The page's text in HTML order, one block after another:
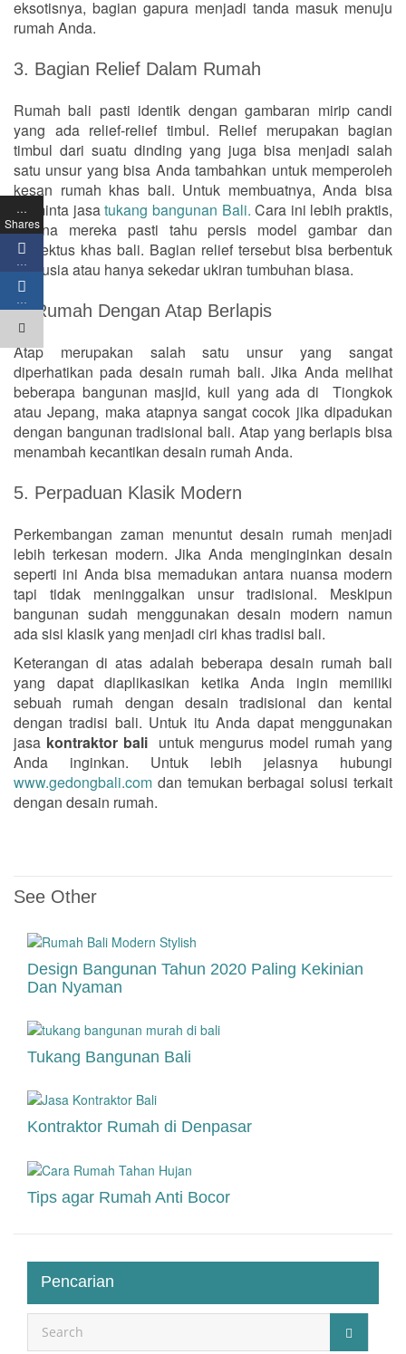
eksotisnya, bagian gapura menjadi tanda masuk menuju
rumah Anda.
3. Bagian Relief Dalam Rumah
Rumah bali pasti identik dengan gambaran mirip candi
yang ada relief-relief timbul. Relief merupakan bagian
timbul dari suatu dinding yang juga bisa menjadi salah
satu unsur yang bisa Anda tambahkan untuk memperoleh
kesan rumah khas bali. Untuk membuatnya, Anda bisa
meminta jasatukang bangunan Bali.Cara ini lebih praktis,
karena mereka pasti tahu persis model gambar dan
arsitektus khas bali. Bagian relief tersebut bisa berbentuk
manusia atau hanya sekedar ukiran tumbuhan biasa.
4. Rumah Dengan Atap Berlapis
Atap merupakan salah satu unsur yang sangat
diperhatikan pada desain rumah bali. Jika Anda melihat
beberapa bangunan masjid, kuil yang ada di Tiongkok
atau Jepang, maka atapnya sangat cocok jika dipadukan
dengan bangunan tradisional bali. Atap yang berlapis bisa
menambah kecantikan desain rumah Anda.
5. Perpaduan Klasik Modern
Perkembangan zaman menuntut desain rumah menjadi
lebih terkesan modern. Jika Anda menginginkan desain
seperti ini Anda bisa memadukan antara nuansa modern
tapi tidak meninggalkan unsur tradisional. Meskipun
bangunan sudah menggunakan desain modern namun
ada sisi klasik yang menjadi ciri khas tradisi bali.
Keterangan di atas adalah beberapa desain rumah bali
yang dapat diaplikasikan ketika Anda ingin memiliki
sebuah rumah dengan desain tradisional dan kental
dengan tradisi bali. Untuk itu Anda dapat menggunakan
jasa kontraktor bali untuk mengurus model rumah yang
Anda inginkan. Untuk lebih jelasnya hubungi
www.gedongbali.com dan temukan berbagai solusi terkait
dengan desain rumah.
See Other
Design Bangunan Tahun 2020 Paling Kekinian
Dan Nyaman
Tukang Bangunan Bali
Kontraktor Rumah di Denpasar
Tips agar Rumah Anti Bocor
Pencarian
…
Shares
…
…